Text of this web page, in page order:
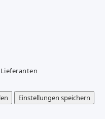
Einstellungen speichern